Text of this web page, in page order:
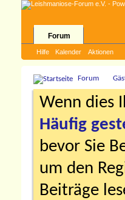
Forum
Hilfe Kalender Aktionen
Forum
Wenn dies
Häufig
bevor Sie
um den
Beiträge